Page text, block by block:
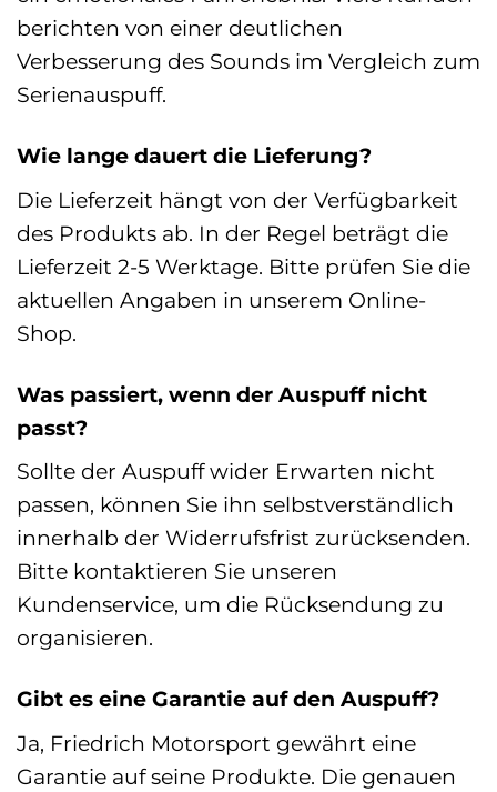
berichten von einer deutlichen
Verbesserung des Sounds im Vergleich zum
Serienauspuff.
Wie lange dauert die Lieferung?
Die Lieferzeit hängt von der Verfügbarkeit
des Produkts ab. In der Regel beträgt die
Lieferzeit 2-5 Werktage. Bitte prüfen Sie die
aktuellen Angaben in unserem Online-
Shop.
Was passiert, wenn der Auspuff nicht
passt?
Sollte der Auspuff wider Erwarten nicht
passen, können Sie ihn selbstverständlich
innerhalb der Widerrufsfrist zurücksenden.
Bitte kontaktieren Sie unseren
Kundenservice, um die Rücksendung zu
organisieren.
Gibt es eine Garantie auf den Auspuff?
Ja, Friedrich Motorsport gewährt eine
Garantie auf seine Produkte. Die genauen